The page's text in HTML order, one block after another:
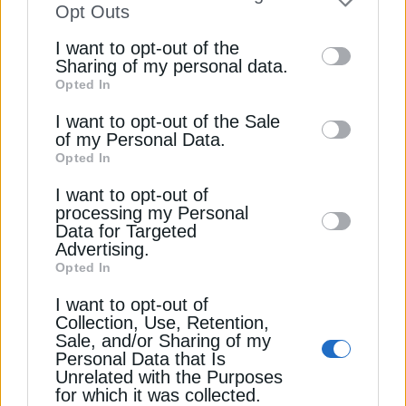
to your opt-out. You may separately opt-out
information by third parties on the IAB’s list
of downstream participants. This
information may also be disclosed by us to
third parties on theIAB’s List of
Downstream Participants
disclose it to other third parties.
Opt Outs
I want to opt-out of the
Sharing of my personal data.
Opted In
I want to opt-out of the Sale
of my Personal Data.
Opted In
I want to opt-out of
processing my Personal
Data for Targeted
Advertising.
Opted In
I want to opt-out of
Collection, Use, Retention,
Sale, and/or Sharing of my
Personal Data that Is
Unrelated with the Purposes
for which it was collected.
ΠΕΤΡΕΛΑΙΟ
Ρωσία: Η Ουκρανία απειλεί την ενεργειακή
ασφάλεια της Ευρώπης
26 Φεβρουαρίου 2026